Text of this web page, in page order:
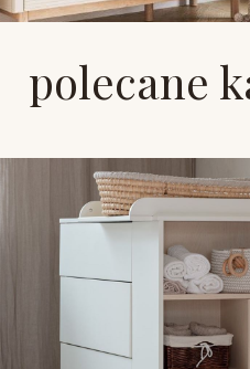
polecane